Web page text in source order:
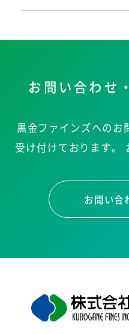
お問い合わせ
黒金ファインズへのお
受け付けております。
お問い合